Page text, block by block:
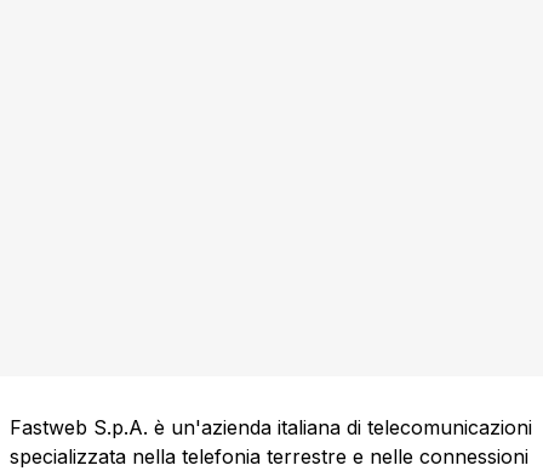
Fastweb S.p.A. è un'azienda italiana di telecomunicazioni
specializzata nella telefonia terrestre e nelle connessioni